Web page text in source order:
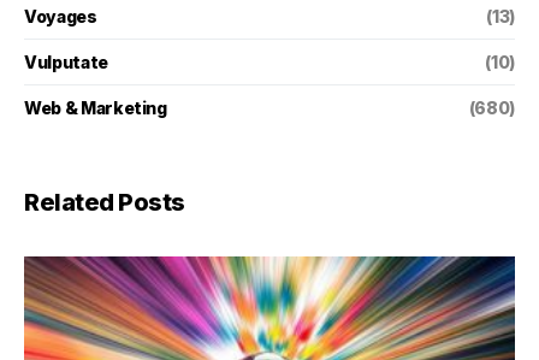
Voyages (13)
Vulputate (10)
Web & Marketing (680)
Related Posts